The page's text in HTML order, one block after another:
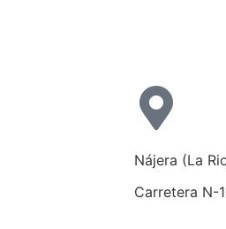
Nájera (La
Carretera N-